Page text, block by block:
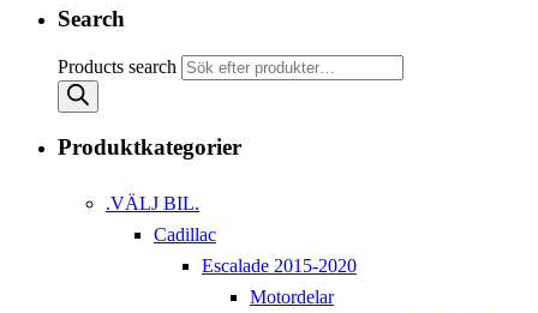
Search
Products search
Produktkategorier
.VÄLJ BIL.
Cadillac
Escalade 2015-2020
Motordelar